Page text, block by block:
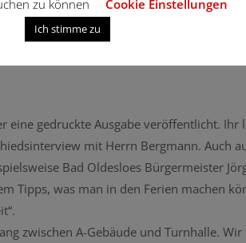
eine gedruckte Ausgabe veröffentlicht.
mit Herrn Bergmann. Auch
Bad Oldesloes Bürgermeister
Tipps, was man in den Ferien machen
zwischen A-Gebäude und Turnhalle.
zu können
Cookie Einstellungen
Ich stimme zu